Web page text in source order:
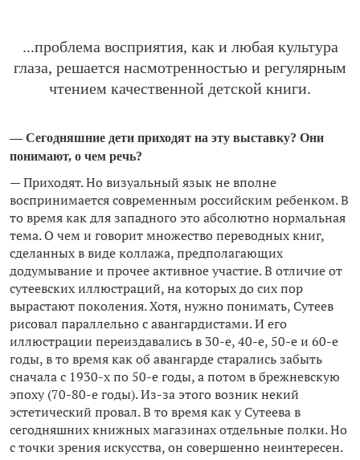
...проблема восприятия, как и любая культура
глаза, решается насмотренностью и регулярным
чтением качественной детской книги.
— Сегодняшние дети приходят на эту выставку? Они
понимают, о чем речь?
— Приходят. Но визуальный язык не вполне
воспринимается современным российским ребенком. В
то время как для западного это абсолютно нормальная
тема. О чем и говорит множество переводных книг,
сделанных в виде коллажа, предполагающих
додумывание и прочее активное участие. В отличие от
сутеевских иллюстраций, на которых до сих пор
вырастают поколения. Хотя, нужно понимать, Сутеев
рисовал параллельно с авангардистами. И его
иллюстрации переиздавались в 30-е, 40-е, 50-е и 60-е
годы, в то время как об авангарде старались забыть
сначала с 1930-х по 50-е годы, а потом в брежневскую
эпоху (70-80-е годы). Из-за этого возник некий
эстетический провал. В то время как у Сутеева в
сегодняшних книжных магазинах отдельные полки. Но
с точки зрения искусства, он совершенно неинтересен.